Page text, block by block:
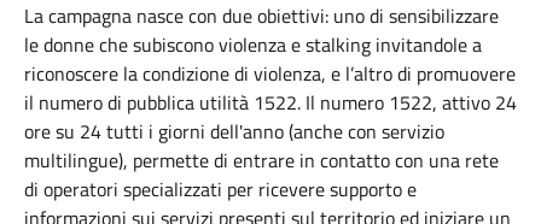
La campagna nasce con due obiettivi: uno di sensibilizzare
le donne che subiscono violenza e stalking invitandole a
riconoscere la condizione di violenza, e l’altro di promuovere
il numero di pubblica utilità 1522. Il numero 1522, attivo 24
ore su 24 tutti i giorni dell'anno (anche con servizio
multilingue), permette di entrare in contatto con una rete
di operatori specializzati per ricevere supporto e
informazioni sui servizi presenti sul territorio ed iniziare un